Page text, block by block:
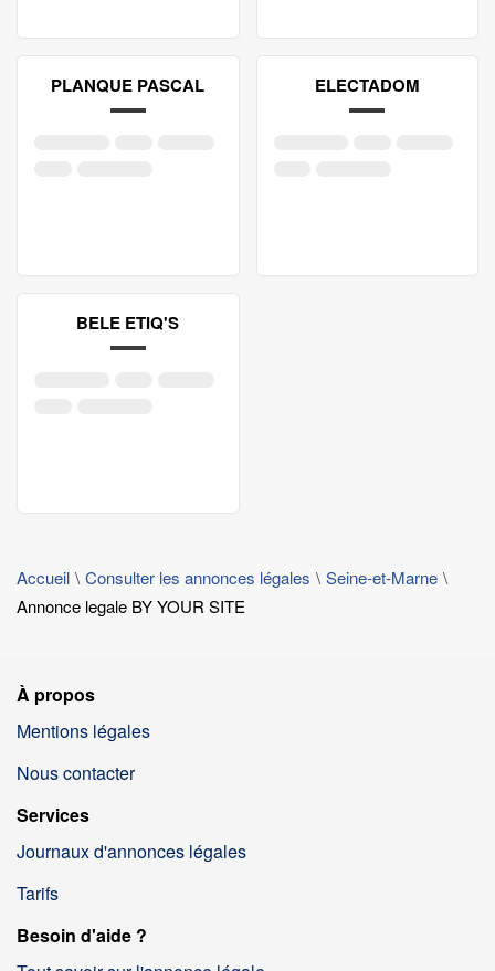
PLANQUE PASCAL ELECTADOM
BELE ETIQ'S
Accueil Consulter les annonces légales
Seine-et-Marne
Annonce legale BY YOUR SITE
À propos
Mentions légales
Nous contacter
Services
Journaux d'annonces légales
Tarifs
Besoin d'aide ?